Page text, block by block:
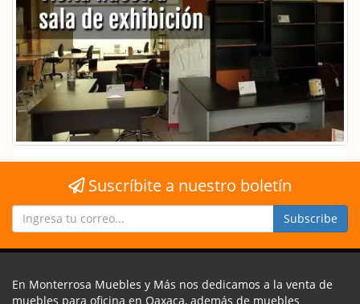
Suscríbite a nuestro boletín
En Monterrosa Muebles y Más nos dedicamos a la venta de
muebles para oficina en Oaxaca, además de muebles